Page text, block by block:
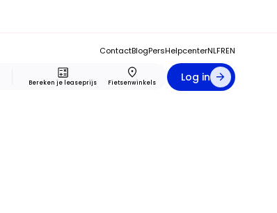
ContactBlogPersHelpcenterNLFREN
Bereken je leaseprijs Fietsenwinkels Log in